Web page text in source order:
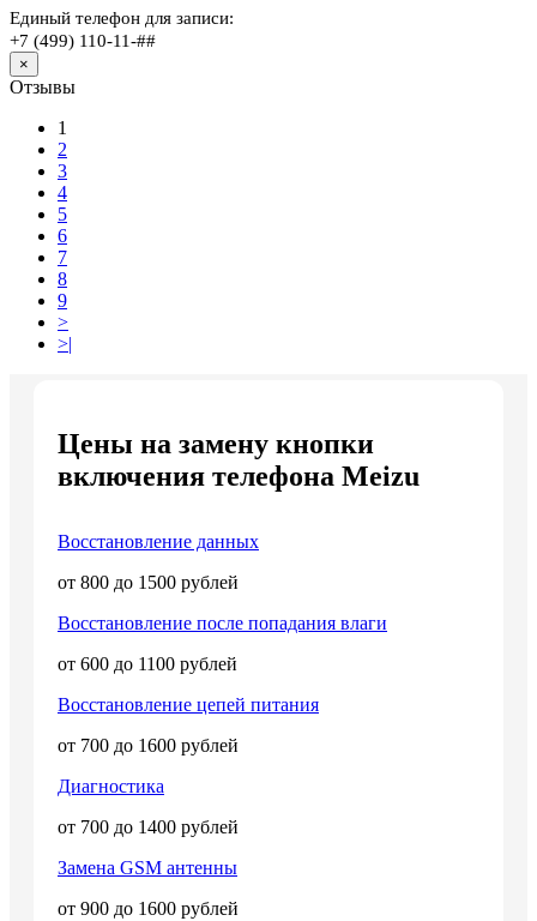
Единый телефон для записи:
+7 (499) 110-11-##
×
Отзывы
1
2
3
4
5
6
7
8
9
>
>|
Цены на замену кнопки
включения телефона Meizu
Восстановление данных
от 800 до 1500 рублей
Восстановление после попадания влаги
от 600 до 1100 рублей
Восстановление цепей питания
от 700 до 1600 рублей
Диагностика
от 700 до 1400 рублей
Замена GSM антенны
от 900 до 1600 рублей